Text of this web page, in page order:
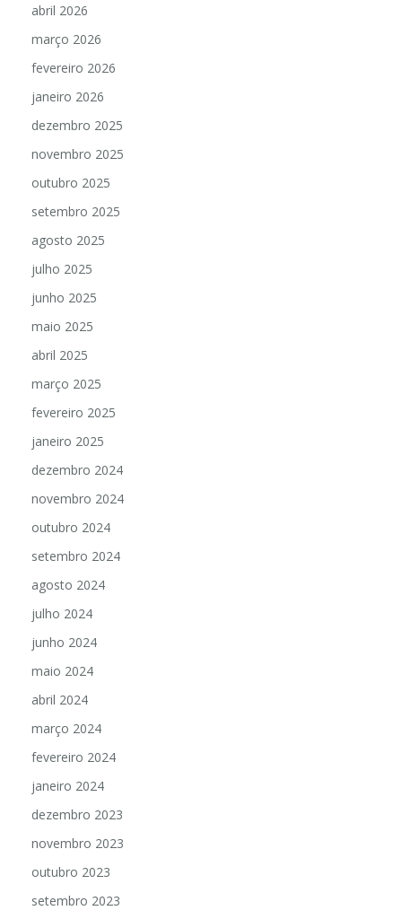
abril 2026
março 2026
fevereiro 2026
janeiro 2026
dezembro 2025
novembro 2025
outubro 2025
setembro 2025
agosto 2025
julho 2025
junho 2025
maio 2025
abril 2025
março 2025
fevereiro 2025
janeiro 2025
dezembro 2024
novembro 2024
outubro 2024
setembro 2024
agosto 2024
julho 2024
junho 2024
maio 2024
abril 2024
março 2024
fevereiro 2024
janeiro 2024
dezembro 2023
novembro 2023
outubro 2023
setembro 2023